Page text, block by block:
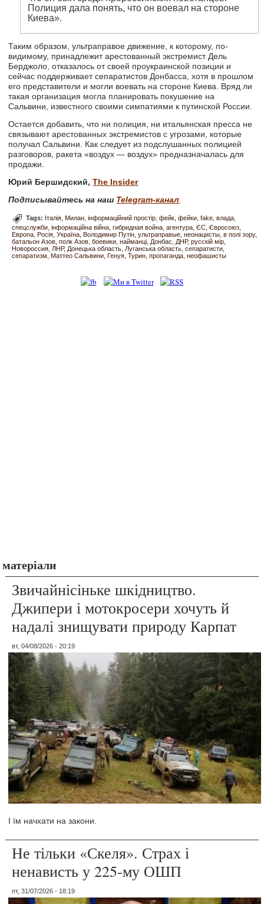
Полиция дала понять, что он воевал на стороне
Киева».
Таким образом, ультраправое движение, к которому, по-
видимому, принадлежит арестованный экстремист Дель
Берджоло, отказалось от своей проукраинской позиции и
сейчас поддерживает сепаратистов Донбасса, хотя в прошлом
его представители и могли воевать на стороне Киева. Вряд ли
такая организация могла планировать покушение на
Сальвини, известного своими симпатиями к путинской России.
Остается добавить, что ни полиция, ни итальянская пресса не
связывают арестованных экстремистов с угрозами, которые
получал Сальвини. Как следует из подслушанных полицией
разговоров, ракета «воздух — воздух» предназначалась для
продажи.
Юрий Бершидский,The Insider
Подписывайтесь на наш Telegram-канал.
Tags: Італія Милан інформаційний простір фейк фейки fake влада
спецслужби інформаційна війна гибридная война агентура ЄС Євросоюз
Европа
Росія Україна Володимир Путін ультраправые неонацисты в полі зору
батальон Азов полк Азов боевики найманці Донбас ДНР русскій мір
Новороссия ЛНР Донецька область Луганська область сепаратисти
сепаратизм
Маттео Сальвини Генуя Турин пропаганда неофашисты
матеріали
Звичайнісіньке шкідництво.
Джипери і мотокросери хочуть й
надалі знищувати природу Карпат
вт, 04/08/2026 - 20:19
І їм начхати на закони.
Не тільки «Скеля». Страх і
ненависть у 225-му ОШП
пт, 31/07/2026 - 18:19